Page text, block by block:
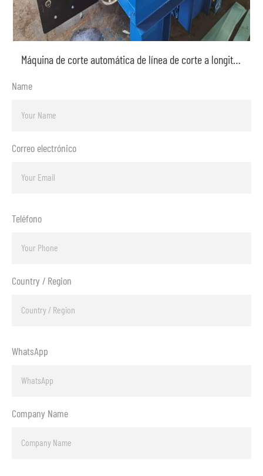
Name
Correo electrónico
Teléfono
Country / Region
WhatsApp
Company Name